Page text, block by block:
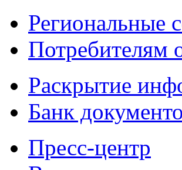
Региональные
Потребителям
Раскрытие
Банк
Пресс-центр